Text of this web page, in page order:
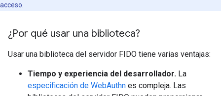
acceso.
¿Por qué usar una biblioteca?
Usar una biblioteca del servidor FIDO tiene varias ventajas:
Tiempo y experiencia del desarrollador. La
especificación de WebAuthn es compleja. Las